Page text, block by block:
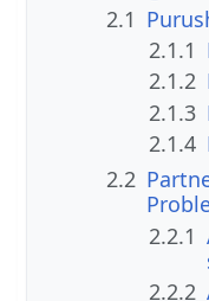
2.1
2.1.1
2.1.2
2.1.3
2.1.4
2.2
2.2.1
2.2.2